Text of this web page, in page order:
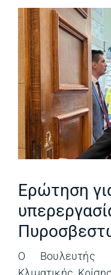
Ερώτηση
Ο Βουλευτής